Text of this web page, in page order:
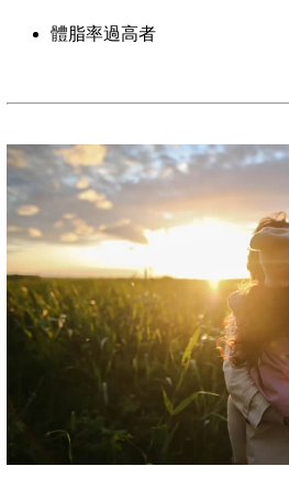
體脂率過高者